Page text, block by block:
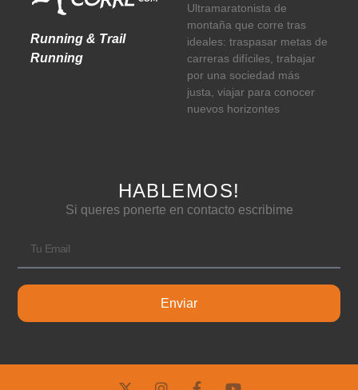
Running & Trail
Running
Ultramaratonista de
montaña que corre tras
ideales: traspasar metas de
carreras difíciles, trabajar
por una sociedad más
justa, viajar para conocer
nuevos horizontes
HABLEMOS!
Si queres ponerte en contacto escribime
Enviar